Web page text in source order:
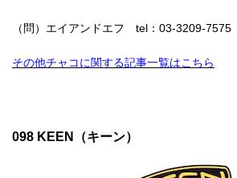
046 Rab（ラブ）
045 MILLET（ミレー）
042 Marmot（マーモット）
（問）エイアンドエフ tel：03-3209-7575
その他チャコに関する記事一覧はこちら
098 KEEN（キーン）